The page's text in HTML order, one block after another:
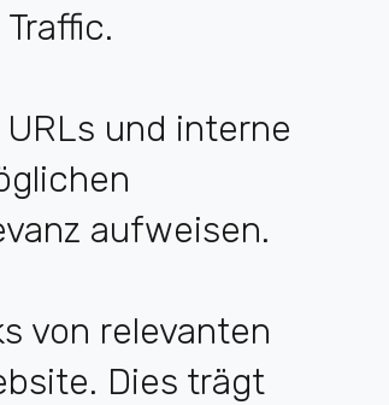
und interne
aufweisen.
von relevanten
Dies trägt